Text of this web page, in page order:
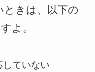
ときは、以下の
よ。
ていない